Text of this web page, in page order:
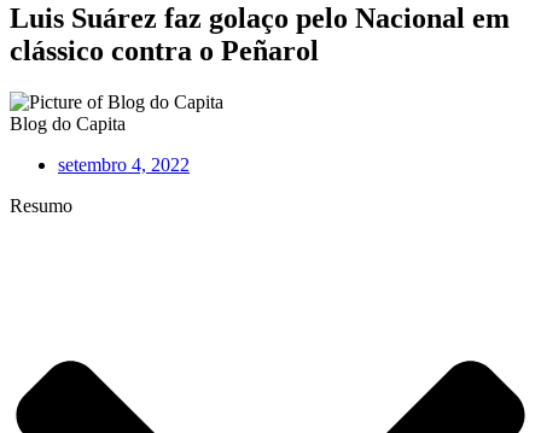
Luis Suárez faz golaço pelo Nacional em
clássico contra o Peñarol
Blog do Capita
setembro 4, 2022
Resumo